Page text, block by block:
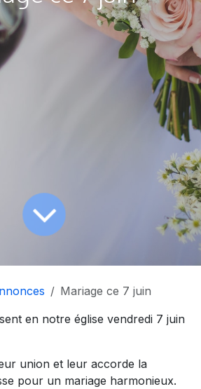
Mariage ce 7 juin
en notre église vendredi 7 juin
union et leur accorde la
pour un mariage harmonieux.